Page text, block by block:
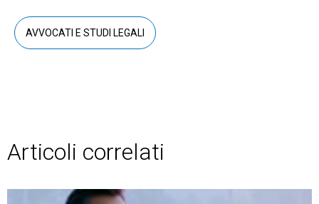
AVVOCATI E STUDI LEGALI
Articoli correlati